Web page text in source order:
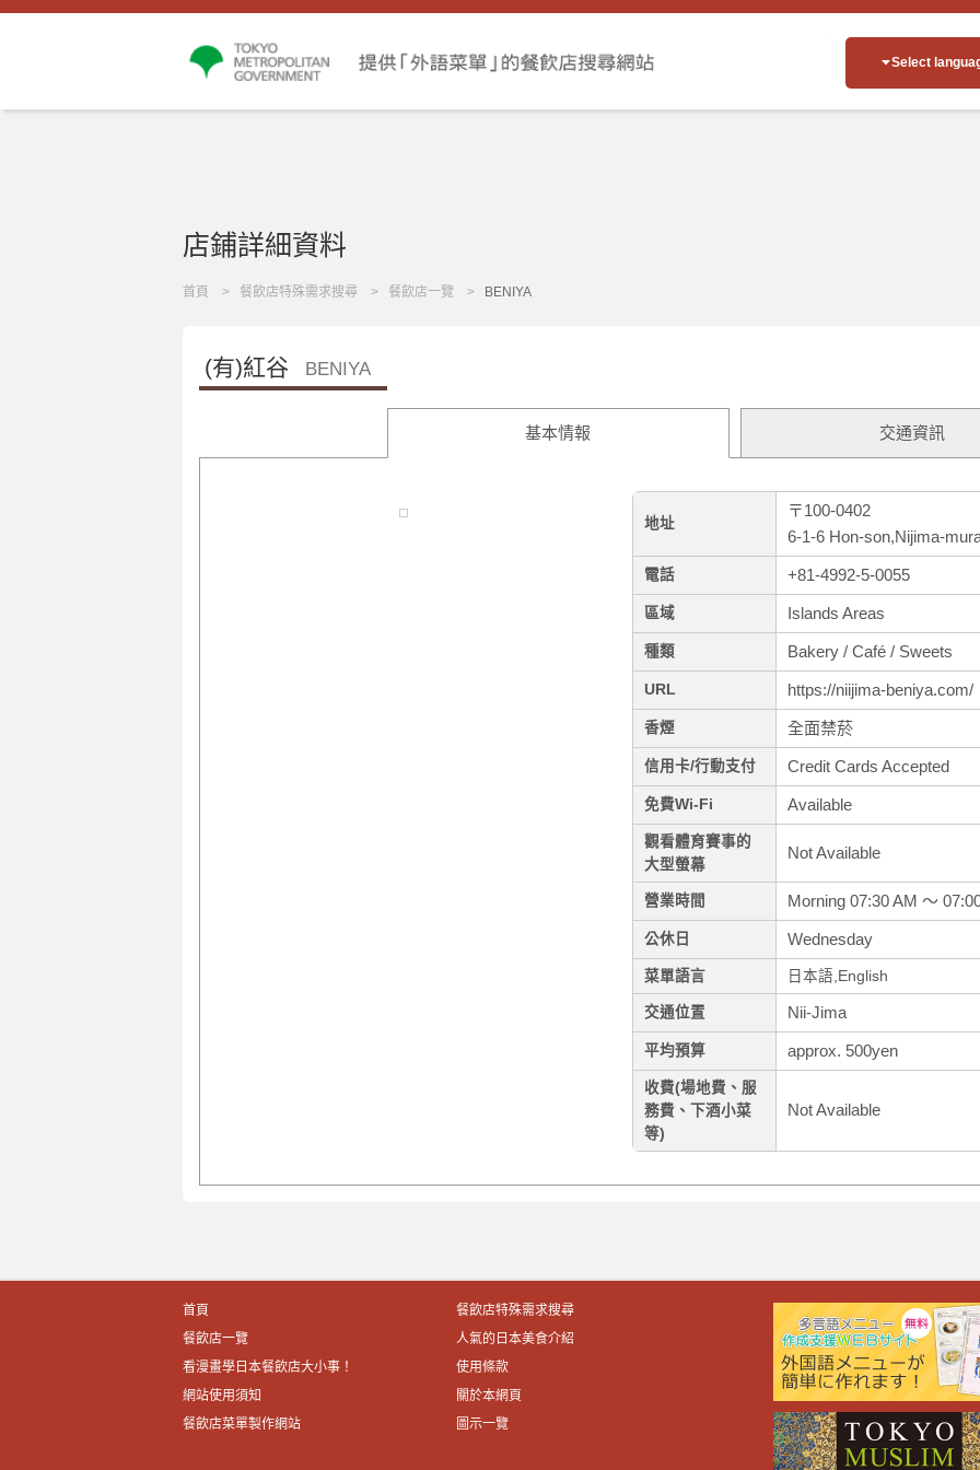
Select
店鋪詳細資料
首頁 餐飲店特殊需求搜尋 餐飲店一覽 BENIYA
(有)紅谷 BENIYA
基本情報 交通資訊
地址
〒100-0402
6-1-6 Hon-son,Nijima-
電話 +81-4992-5-0055
區域 Islands Areas
種類 Bakery / Café / Sweets
URL https://niijima-beniya.com/
香煙 全面禁菸
信用卡/行動支付 Credit Cards Accepted
免費Wi-Fi Available
觀看體育賽事的
大型螢幕
Not Available
營業時間 Morning 07:30 AM ～
公休日 Wednesday
菜單語言 日本語,English
交通位置 Nii-Jima
平均預算 approx. 500yen
收費(場地費、服
務費、下酒小菜
等)
Not Available
首頁
餐飲店特殊需求搜尋
餐飲店一覽
人氣的日本美食介紹
看漫畫學日本餐飲店大小事！
使用條款
網站使用須知
關於本網頁
餐飲店菜單製作網站
圖示一覽